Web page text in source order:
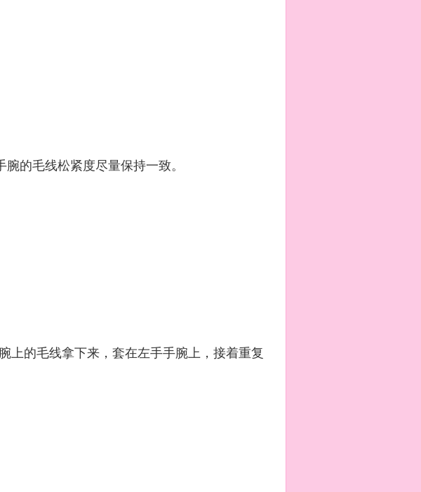
的毛线松紧度尽量保持一致。
上的毛线拿下来，套在左手手腕上，接着重复